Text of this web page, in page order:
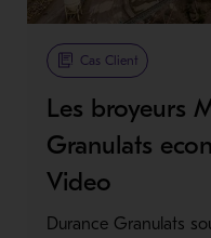
Cas Client
Les broyeurs
Granulats
Video
Durance Granulats